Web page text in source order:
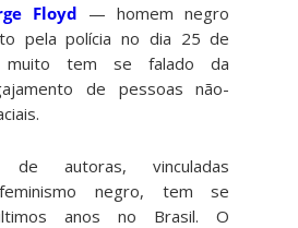
Floyd — homem negro
pela polícia no dia 25 de
tem se falado da
de pessoas não-
autoras, vinculadas
negro, tem se
anos no Brasil. O